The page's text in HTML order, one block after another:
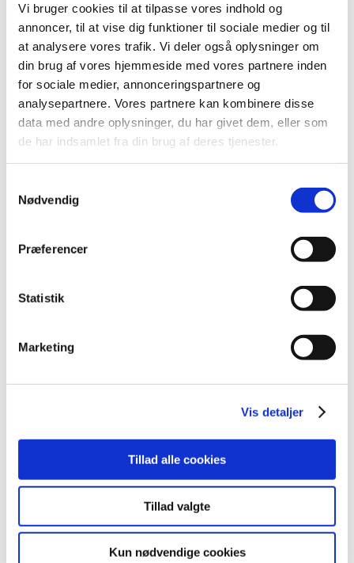
Vi bruger cookies til at tilpasse vores indhold og
annoncer, til at vise dig funktioner til sociale medier og til
at analysere vores trafik. Vi deler også oplysninger om
din brug af vores hjemmeside med vores partnere inden
for sociale medier, annonceringspartnere og
analysepartnere. Vores partnere kan kombinere disse
data med andre oplysninger, du har givet dem, eller som
de har indsamlet fra din brug af deres tjenester.
Nødvendig
Præferencer
Statistik
Marketing
Vis detaljer
Tillad alle cookies
Tillad valgte
Kun nødvendige cookies
november (19)
oktober (17)
september (13)
august (8)
juni (21)
maj (18)
februar (29)
2018 (150)
2016 (167)
2012 (44)
2010 (7)
2008 (8)